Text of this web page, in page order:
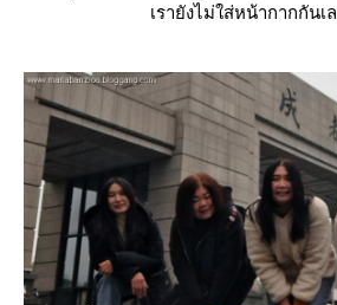
เรายังไม่ใส่หน้ากากกันเ